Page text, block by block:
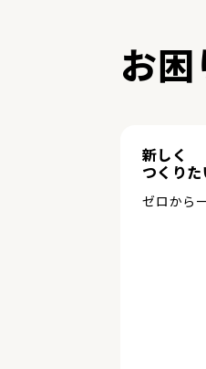
お
新しく
つくりた
ゼロから